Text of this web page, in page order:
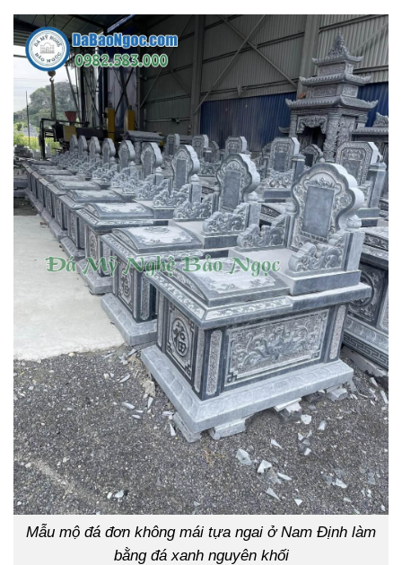
Mẫu mộ đá đơn không mái tựa ngai ở Nam Định làm
bằng đá xanh nguyên khối